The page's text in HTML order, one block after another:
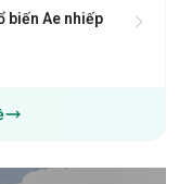
biến Ae nhiếp